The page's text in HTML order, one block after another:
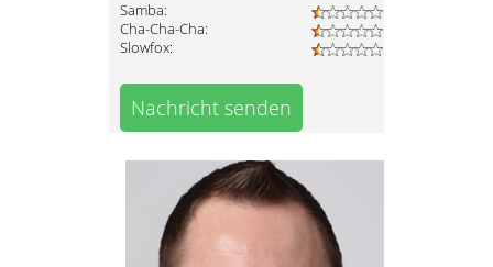
Samba:
Cha-Cha-Cha:
Slowfox:
Nachricht senden